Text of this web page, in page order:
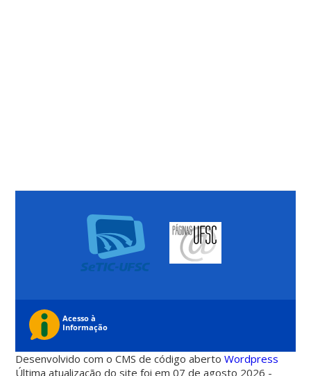
Desenvolvido com o CMS de código abertoWordpress
Última atualização do site foi em 07 de agosto 2026 -